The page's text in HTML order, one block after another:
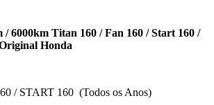
/ 6000km Titan 160 / Fan 160 / Start 160 /
Honda
/ START 160 (Todos os Anos)